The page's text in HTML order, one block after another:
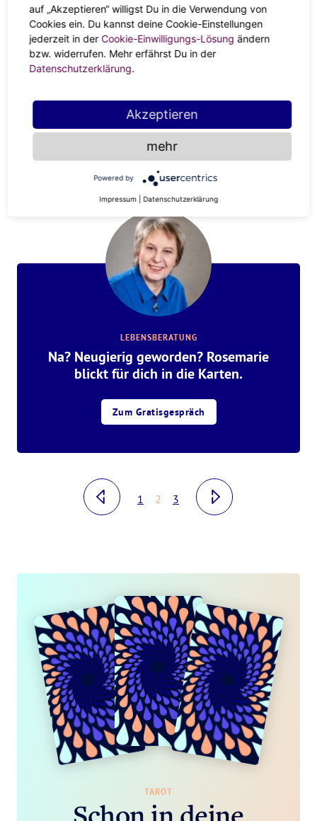
Greife ich besser nach den Sternen
oder Karten?
LEBENSBERATUNG
Na? Neugierig geworden? Rosemarie
blickt für dich in die Karten.
Zum Gratisgespräch
1 2 3
TAROT
auf „Akzeptieren“ willigst Du in die Verwendung von
Cookies ein. Du kannst deine Cookie-Einstellungen
jederzeit in der Cookie-Einwilligungs-Lösung ändern
bzw. widerrufen. Mehr erfährst Du in der
Datenschutzerklärung.
Akzeptieren
mehr
Powered by
Impressum Datenschutzerklärung